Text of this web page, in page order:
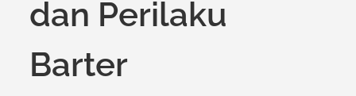
dan Perilaku
Barter